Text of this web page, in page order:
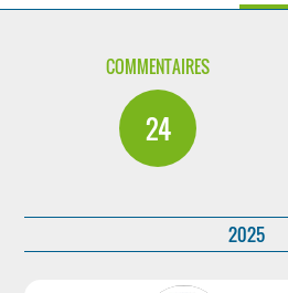
COMMENTAIRES
24
2025